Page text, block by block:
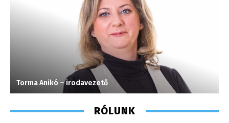
Torma Anikó – irodavezető
RÓLUNK